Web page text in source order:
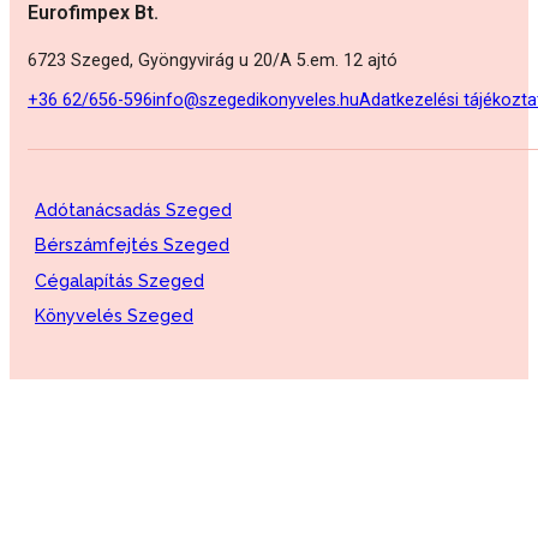
Eurofimpex Bt.
6723 Szeged, Gyöngyvirág u 20/A 5.em. 12 ajtó
+36 62/656-596info@szegedikonyveles.huAdatkezelési
Adótanácsadás Szeged
Bérszámfejtés Szeged
Cégalapítás Szeged
Könyvelés Szeged